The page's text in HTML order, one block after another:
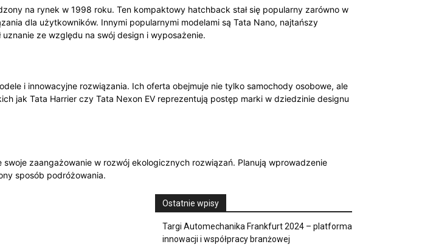
na rynek w 1998 roku. Ten kompaktowy hatchback stał się popularny zarówno w
dla użytkowników. Innymi popularnymi modelami są Tata Nano, najtańszy
ze względu na swój design i wyposażenie.
i innowacyjne rozwiązania. Ich oferta obejmuje nie tylko samochody osobowe, ale
jak Tata Harrier czy Tata Nexon EV reprezentują postęp marki w dziedzinie designu
zaangażowanie w rozwój ekologicznych rozwiązań. Planują wprowadzenie
sposób podróżowania.
Ostatnie wpisy
Targi Automechanika Frankfurt 2024 – platforma
innowacji i współpracy branżowej